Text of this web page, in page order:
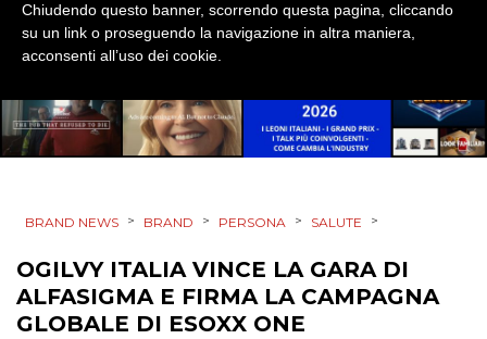
BRAND NEWS > BRAND > PERSONA > SALUTE >
OGILVY ITALIA VINCE LA GARA DI
ALFASIGMA E FIRMA LA CAMPAGNA
GLOBALE DI ESOXX ONE
Chiudendo questo banner, scorrendo questa pagina, cliccando
su un link o proseguendo la navigazione in altra maniera,
acconsenti all’uso dei cookie.